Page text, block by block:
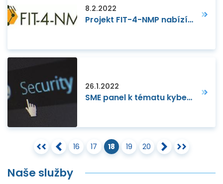
8.2.2022
Projekt FIT-4-NMP nabízí bezplatnou podporu pro Hop-On Facility v rámci Horizont Evropa
26.1.2022
SME panel k tématu kybernetické bezpečnosti
16 17 18 19 20
Naše služby